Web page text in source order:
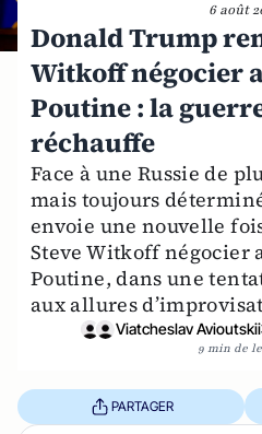
6 août
Donald Trump
Witkoff négocier
Poutine : la
réchauffe
Face à une Russie de
mais toujours
envoie une nouvelle
Steve Witkoff négocier
Poutine, dans une
aux allures
Viatcheslav Avioutskii
9 min de
PARTAGER